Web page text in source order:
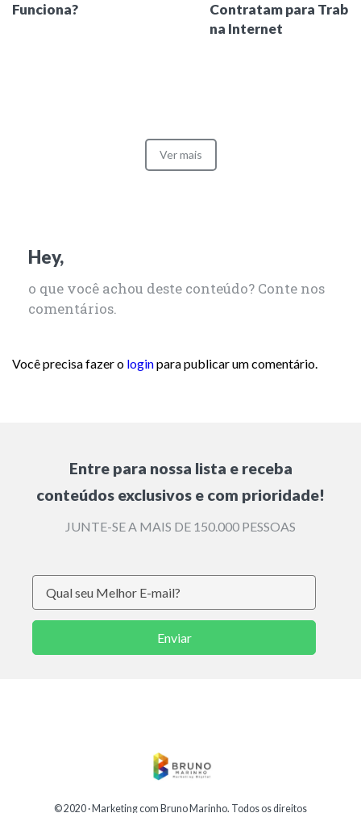
Funciona?
Contratam para
na Internet
Ver mais
Hey,
o que você achou deste conteúdo? Conte nos
comentários.
Você precisa fazer o loginpara publicar um comentário.
Entre para nossa lista e receba
conteúdos exclusivos e com prioridade!
JUNTE-SE A MAIS DE 150.000 PESSOAS
Enviar
© 2020 · Marketing com Bruno Marinho. Todos os direitos